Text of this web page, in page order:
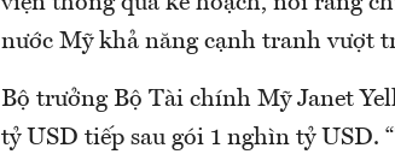
nước Mỹ khả năng cạnh tranh vượt
Bộ trưởng Bộ Tài chính Mỹ Janet
tỷ USD tiếp sau gói 1 nghìn tỷ USD.